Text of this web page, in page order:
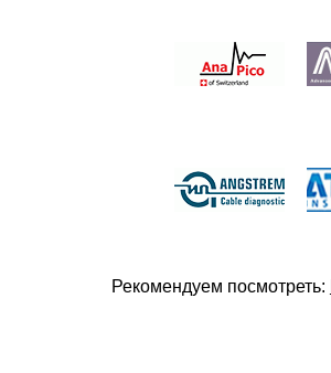
Рекомендуем посмотреть: